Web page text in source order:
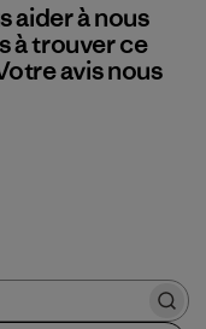
aider à nous
à trouver ce
avis nous